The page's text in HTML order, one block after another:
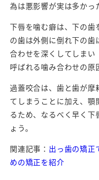
為は悪影響が実は多かっ
下唇を噛む癖は、下の歯
の歯は外側に倒れ下の歯
合わせを深くしてしまい
呼ばれる噛み合わせの原
過蓋咬合は、歯と歯が摩
てしまうことに加え、顎
るため、なるべく早く
ょう。
関連記事： 出っ歯の矯正
めの矯正を紹介